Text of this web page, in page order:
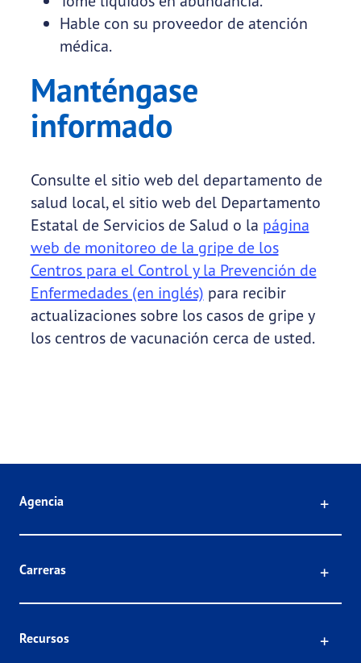
Hable con su proveedor de atención
médica.
Manténgase
informado
Consulte el sitio web del departamento de
salud local, el sitio web del Departamento
Estatal de Servicios de Salud o la página
web de monitoreo de la gripe de los
Centros para el Control y la Prevención de
Enfermedades (en inglés) para recibir
actualizaciones sobre los casos de gripe y
los centros de vacunación cerca de usted.
Agencia
Carreras
Recursos